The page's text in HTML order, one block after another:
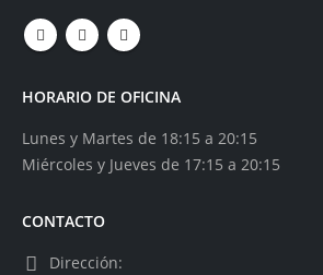
HORARIO DE OFICINA
Lunes y Martes de 18:15 a 20:15
Miércoles y Jueves de 17:15 a 20:15
CONTACTO
Dirección: